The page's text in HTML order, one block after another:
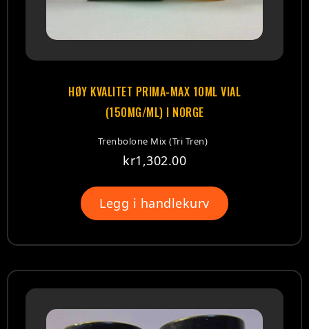
HØY KVALITET PRIMA-MAX 10ML VIAL
(150MG/ML) I NORGE
Trenbolone Mix (Tri Tren)
kr1,302.00
Legg i handlekurv